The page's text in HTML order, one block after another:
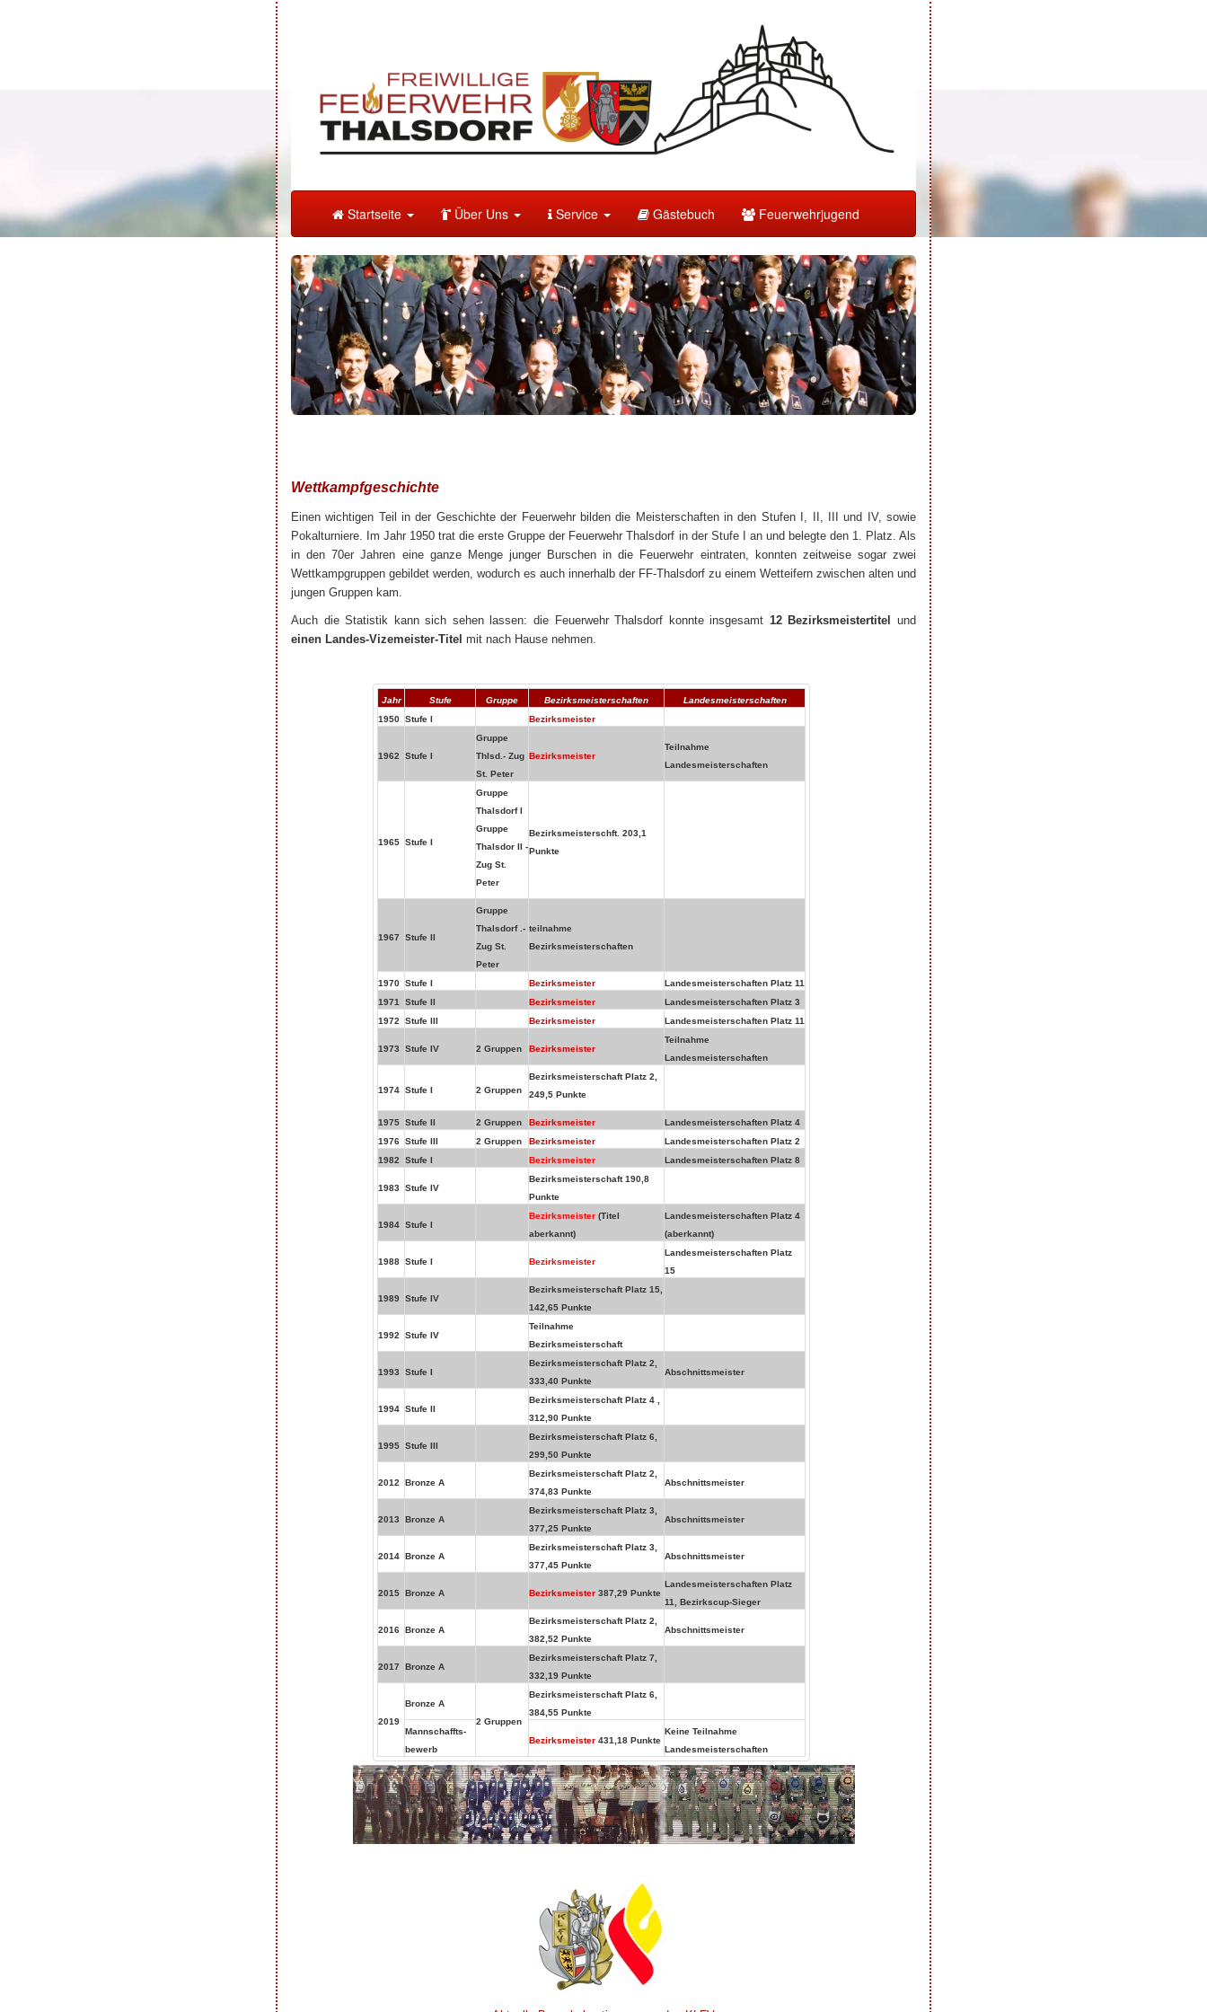
Startseite Über Uns Service Gästebuch Feuerwehrjugend
Wettkampfgeschichte
Einen wichtigen Teil in der Geschichte der Feuerwehr bilden die Meisterschaften in den Stufen I, II, III und IV, sowie
Pokalturniere. Im Jahr 1950 trat die erste Gruppe der Feuerwehr Thalsdorf in der Stufe I an und belegte den 1. Platz. Als
in den 70er Jahren eine ganze Menge junger Burschen in die Feuerwehr eintraten, konnten zeitweise sogar zwei
Wettkampgruppen gebildet werden, wodurch es auch innerhalb der FF-Thalsdorf zu einem Wetteifern zwischen alten und
jungen Gruppen kam.
Auch die Statistik kann sich sehen lassen: die Feuerwehr Thalsdorf konnte insgesamt 12 Bezirksmeistertitel
und
einen Landes-Vizemeister-Titel mit nach Hause nehmen.
Jahr Stufe Gruppe Bezirksmeisterschaften
Landesmeisterschaften
1950 Stufe I Bezirksmeister
1962 Stufe I
Gruppe
Thlsd.- Zug
St. Peter
Bezirksmeister
Teilnahme
Landesmeisterschaften
1965 Stufe I
Gruppe
Thalsdorf I
Gruppe
Thalsdor II -
Zug St.
Peter
Bezirksmeisterschft. 203,1
Punkte
1967 Stufe II
Gruppe
Thalsdorf .-
Zug St.
Peter
teilnahme
Bezirksmeisterschaften
1970 Stufe I Bezirksmeister
Landesmeisterschaften Platz 11
1971 Stufe II Bezirksmeister
Landesmeisterschaften Platz 3
1972 Stufe III Bezirksmeister Landesmeisterschaften Platz 11
1973 Stufe IV 2 Gruppen Bezirksmeister
Teilnahme
Landesmeisterschaften
1974 Stufe I 2 Gruppen
Bezirksmeisterschaft Platz 2,
249,5 Punkte
1975 Stufe II 2 Gruppen Bezirksmeister
Landesmeisterschaften Platz 4
1976 Stufe III 2 Gruppen Bezirksmeister
Landesmeisterschaften Platz 2
1982 Stufe I Bezirksmeister Landesmeisterschaften Platz 8
1983 Stufe IV
Bezirksmeisterschaft 190,8
Punkte
1984 Stufe I
Bezirksmeister (Titel
aberkannt)
Landesmeisterschaften Platz 4
(aberkannt)
1988 Stufe I Bezirksmeister
Landesmeisterschaften Platz
15
1989 Stufe IV
Bezirksmeisterschaft Platz 15,
142,65 Punkte
1992 Stufe IV
Teilnahme
Bezirksmeisterschaft
1993 Stufe I
Bezirksmeisterschaft Platz 2,
333,40 Punkte
Abschnittsmeister
1994 Stufe II
Bezirksmeisterschaft Platz 4 ,
312,90 Punkte
1995 Stufe III
Bezirksmeisterschaft Platz 6,
299,50 Punkte
2012 Bronze A
Bezirksmeisterschaft Platz 2,
374,83 Punkte
Abschnittsmeister
2013 Bronze A
Bezirksmeisterschaft Platz 3,
377,25 Punkte
Abschnittsmeister
2014 Bronze A
Bezirksmeisterschaft Platz 3,
377,45 Punkte
Abschnittsmeister
2015 Bronze A Bezirksmeister 387,29 Punkte
Landesmeisterschaften Platz
11, Bezirkscup-Sieger
2016 Bronze A
Bezirksmeisterschaft Platz 2,
382,52 Punkte
Abschnittsmeister
2017 Bronze A
Bezirksmeisterschaft Platz 7,
332,19 Punkte
2019
Bronze A
2 Gruppen
Bezirksmeisterschaft Platz 6,
384,55 Punkte
Mannschaffts-
bewerb
Bezirksmeister 431,18 Punkte
Keine Teilnahme
Landesmeisterschaften